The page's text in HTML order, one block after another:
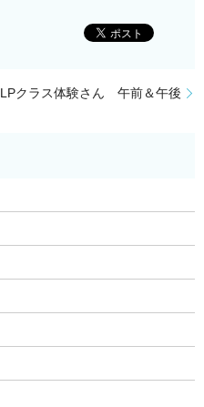
LPクラス体験さん 午前＆午後